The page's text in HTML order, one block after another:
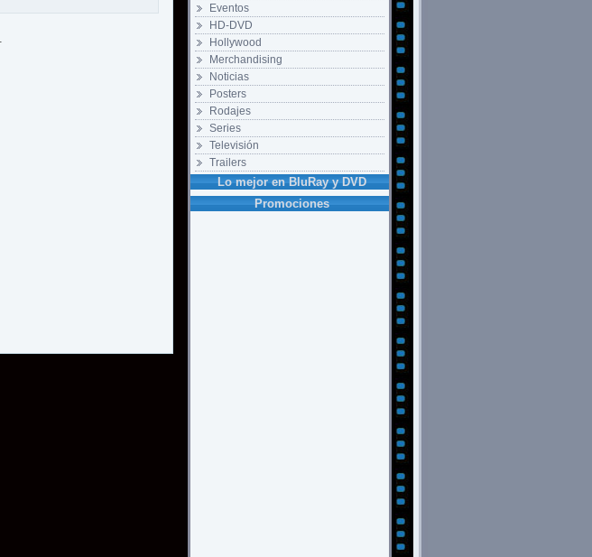
Eventos
HD-DVD
Hollywood
Merchandising
Noticias
Posters
Rodajes
Series
Televisión
Trailers
Lo mejor en BluRay y DVD
Promociones